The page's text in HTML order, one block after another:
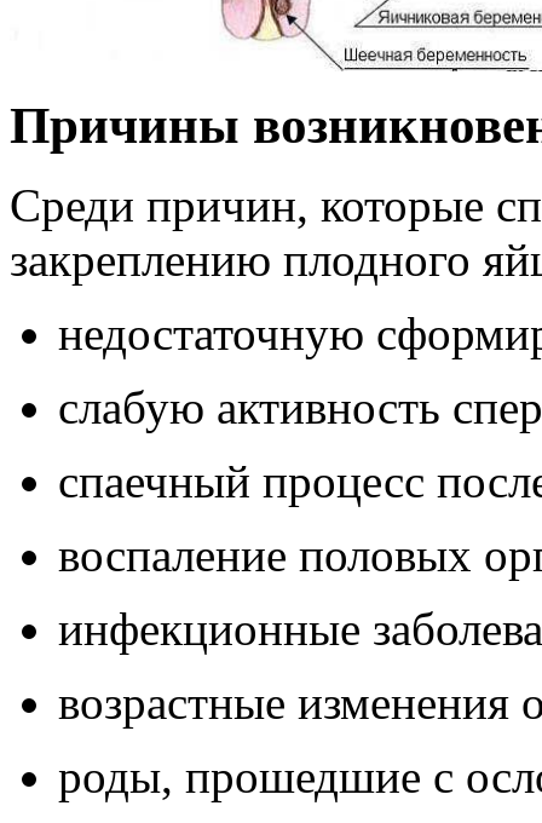
Причины
Среди причин, которые
закреплению плодного
недостаточную
слабую активность
спаечный процесс
воспаление половых
инфекционные
возрастные изменения
роды, прошедшие с